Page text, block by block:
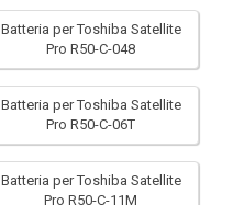
Batteria per Toshiba Satellite
Pro R50-C-048
Batteria per Toshiba Satellite
Pro R50-C-06T
Batteria per Toshiba Satellite
Pro R50-C-11M